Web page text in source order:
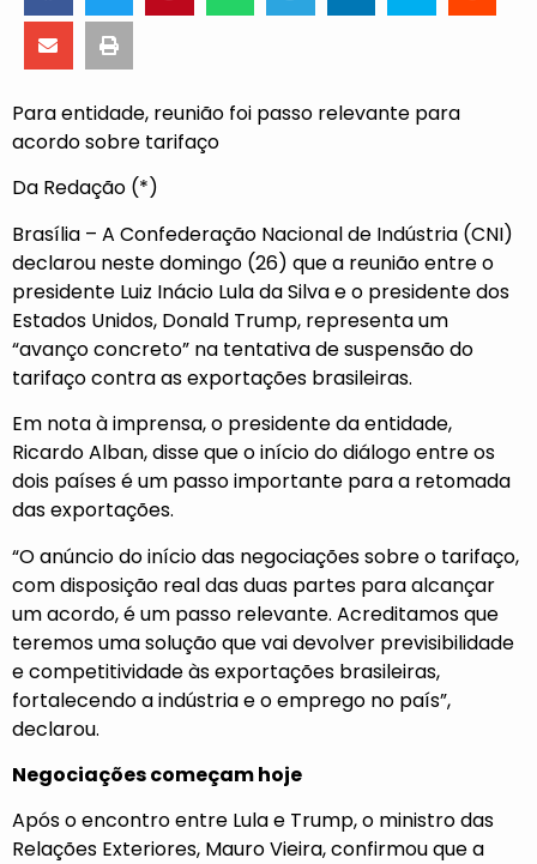
Para entidade, reunião foi passo relevante para
acordo sobre tarifaço
Da Redação (*)
Brasília – A Confederação Nacional de Indústria (CNI)
declarou neste domingo (26) que a reunião entre o
presidente Luiz Inácio Lula da Silva e o presidente dos
Estados Unidos, Donald Trump, representa um
“avanço concreto” na tentativa de suspensão do
tarifaço contra as exportações brasileiras.
Em nota à imprensa, o presidente da entidade,
Ricardo Alban, disse que o início do diálogo entre os
dois países é um passo importante para a retomada
das exportações.
“O anúncio do início das negociações sobre o tarifaço,
com disposição real das duas partes para alcançar
um acordo, é um passo relevante. Acreditamos que
teremos uma solução que vai devolver previsibilidade
e competitividade às exportações brasileiras,
fortalecendo a indústria e o emprego no país”,
declarou.
Negociações começam hoje
Após o encontro entre Lula e Trump, o ministro das
Relações Exteriores, Mauro Vieira, confirmou que a